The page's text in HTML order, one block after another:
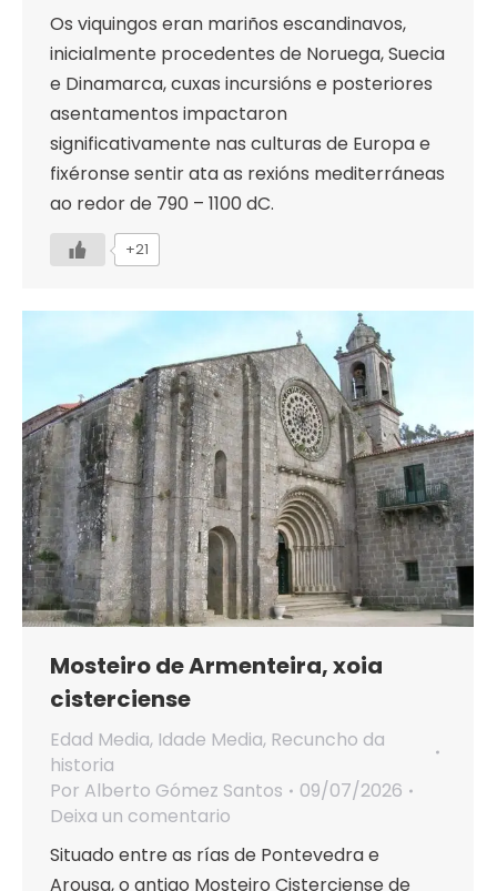
Os viquingos eran mariños escandinavos,
inicialmente procedentes de Noruega, Suecia
e Dinamarca, cuxas incursións e posteriores
asentamentos impactaron
significativamente nas culturas de Europa e
fixéronse sentir ata as rexións mediterráneas
ao redor de 790 – 1100 dC.
+21
Mosteiro de Armenteira, xoia
cisterciense
Edad Media, Idade Media, Recuncho da
historia
Por Alberto Gómez Santos
09/07/2026
Deixa un comentario
Situado entre as rías de Pontevedra e
Arousa, o antigo Mosteiro Cisterciense de